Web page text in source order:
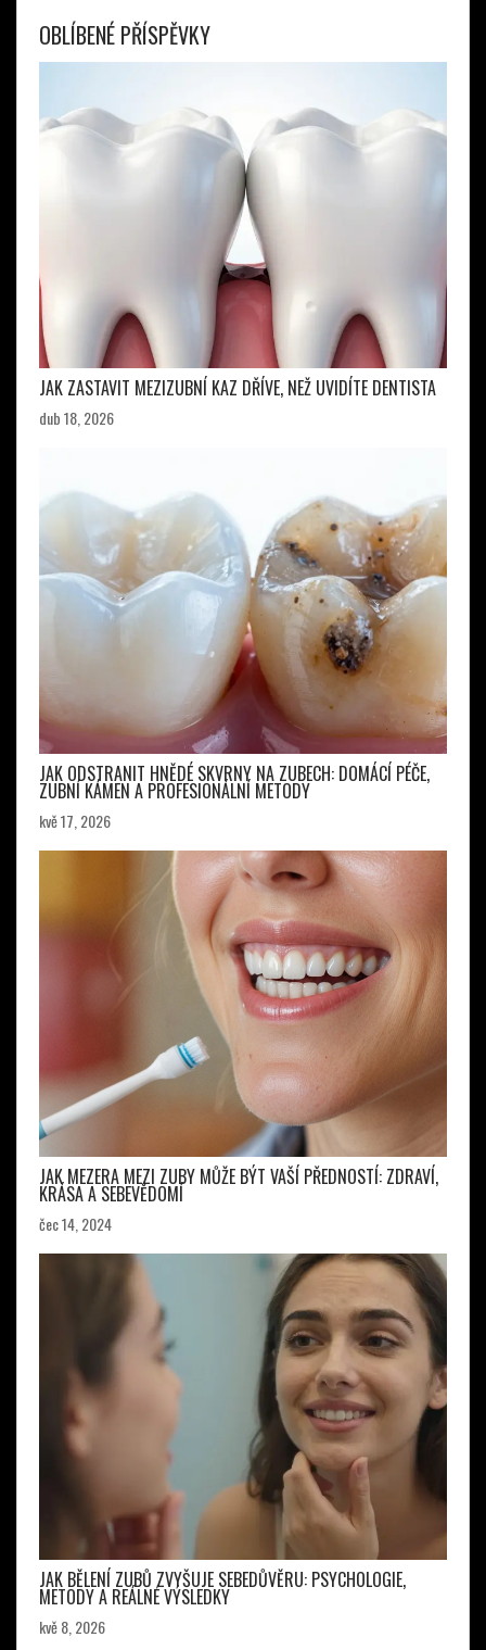
OBLÍBENÉ PŘÍSPĚVKY
JAK ZASTAVIT MEZIZUBNÍ KAZ DŘÍVE, NEŽ UVIDÍTE DENTISTA
dub 18, 2026
JAK ODSTRANIT HNĚDÉ SKVRNY NA ZUBECH: DOMÁCÍ PÉČE,
ZUBNÍ KÁMEN A PROFESIONÁLNÍ METODY
kvě 17, 2026
JAK MEZERA MEZI ZUBY MŮŽE BÝT VAŠÍ PŘEDNOSTÍ: ZDRAVÍ,
KRÁSA A SEBEVĚDOMÍ
čec 14, 2024
JAK BĚLENÍ ZUBŮ ZVYŠUJE SEBEDŮVĚRU: PSYCHOLOGIE,
METODY A REÁLNÉ VÝSLEDKY
kvě 8, 2026